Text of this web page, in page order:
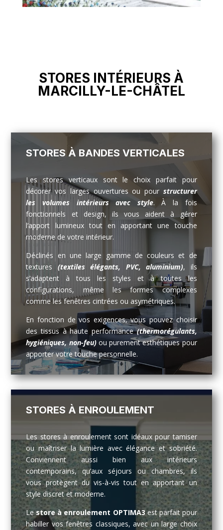
STORES INTÉRIEURS À
MARCILLY-LE-CHÂTEL
STORES À BANDES VERTICALES
Les stores verticaux sont le choix parfait pour
décorer vos larges ouvertures ou pour structurer
les volumes intérieurs avec style. À la fois
fonctionnels et design, ils vous aident à gérer
l’apport lumineux tout en apportant une touche
moderne de votre intérieur.
Déclinés en une large gamme de couleurs et de
textures (textiles élégants, PVC, aluminium), ils
s’adaptent à tous les styles et à toutes les
configurations, même les formes complexes
comme les fenêtres cintrées ou asymétriques.
En fonction de vos exigences, vous pouvez choisir
des tissus à haute performance(thermorégulants,
hygiéniques, non-feu)ou purement esthétiques pour
apporter votre touche personnelle.
STORES À ENROULEMENT
Les stores à enroulement sont idéaux pour tamiser
ou maîtriser la lumière avec élégance et sobriété.
Conviennent aussi bien aux intérieurs
contemporains, qu’aux séjours ou chambres, ils
vous protègent du vis-à-vis tout en apportant un
style discret et moderne.
Lestore à enroulement OPTIMA3est parfait pour
habiller vos fenêtres classiques, avec un large choix